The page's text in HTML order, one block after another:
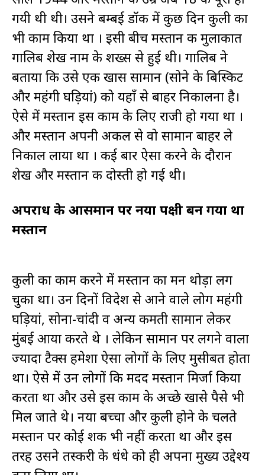
गयी थी थी। उसने बम्बई डॉक में कुछ दिन कुली का
भी काम किया था । इसी बीच मस्तान की मुलाकात
गालिब शेख नाम के शख्स से हुई थी। गालिब ने
बताया कि उसे एक खास सामान (सोने के बिस्किट
और महंगी घड़ियां) को यहाँ से बाहर निकालना है।
ऐसे में मस्तान इस काम के लिए राजी हो गया था ।
और मस्तान अपनी अकल से वो सामान बाहर ले
निकाल लाया था । कई बार ऐसा करने के दौरान
शेख और मस्तान की दोस्ती हो गई थी।
अपराध के आसमान पर नया पक्षी बन गया था
मस्तान
कुली का काम करने में मस्तान का मन थोड़ा लग
चुका था। उन दिनों विदेश से आने वाले लोग महंगी
घड़ियां, सोना-चांदी व अन्य कीमती सामान लेकर
मुंबई आया करते थे । लेकिन सामान पर लगने वाला
ज्यादा टैक्स हमेशा ऐसा लोगों के लिए मुसीबत होता
था। ऐसे में उन लोगों कि मदद मस्तान मिर्जा किया
करता था और उसे इस काम के अच्छे खासे पैसे भी
मिल जाते थे। नया बच्चा और कुली होने के चलते
मस्तान पर कोई शक भी नहीं करता था और इस
तरह उसने तस्करी के धंधे को ही अपना मुख्य उद्देश्य